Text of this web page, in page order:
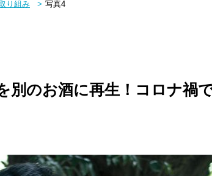
り組み 写真4
別のお酒に再生！コロナ禍